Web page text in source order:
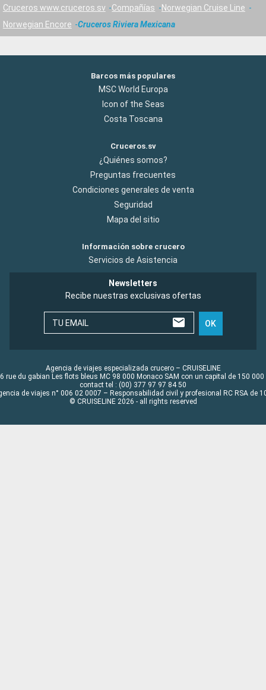
Cruceros www.cruceros.sv Compañías
Norwegian Cruise Line
Norwegian Encore
Cruceros Riviera Mexicana
Barcos más populares
MSC World Europa
Icon of the Seas
Costa Toscana
Cruceros.sv
¿Quiénes somos?
Preguntas frecuentes
Condiciones generales de venta
Seguridad
Mapa del sitio
Información sobre crucero
Servicios de Asistencia
Newsletters
Recibe nuestras exclusivas ofertas
TU EMAIL OK
Agencia de viajes especializada crucero – CRUISELINE
rue du gabian Les flots bleus MC 98 000 Monaco SAM con un capital de 150 000
contact tel : (00) 377 97 97 84 50
de viajes n° 006 02 0007 – Responsabilidad civil y profesional RC RSA de
© CRUISELINE 2026 - all rights reserved